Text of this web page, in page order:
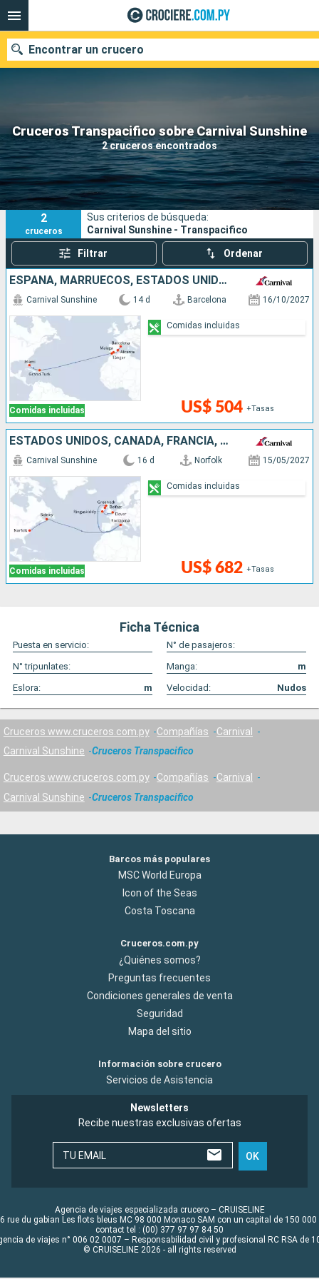
Cruceros Transpacifico sobre Carnival Sunshine
2 cruceros encontrados
Encontrar un crucero
Nuestros destinos
Fecha de salida
Puertos Compañías
Buscar
2
cruceros
Sus criterios de búsqueda:
Carnival Sunshine - Transpacifico
Filtrar Ordenar
ESPAÑA, MARRUECOS, ESTADOS UNIDOS
Comidas incluidas
Carnival Sunshine 14 d Barcelona 16/10/2027
US$ 504 +Tasas
Comidas incluidas
ESTADOS UNIDOS, CANADÁ, FRANCIA, REINO UNIDO, IRLANDA
Comidas incluidas
Carnival Sunshine 16 d Norfolk 15/05/2027
US$ 682 +Tasas
Comidas incluidas
Ficha Técnica
Puesta en servicio:
N° de pasajeros:
N° tripunlates:
Manga:
m
Eslora:
m Velocidad: Nudos
Cruceros www.cruceros.com.py Compañías
Carnival
Carnival Sunshine
Cruceros Transpacifico
Cruceros www.cruceros.com.py Compañías
Carnival
Carnival Sunshine
Cruceros Transpacifico
Barcos más populares
MSC World Europa
Icon of the Seas
Costa Toscana
Cruceros.com.py
¿Quiénes somos?
Preguntas frecuentes
Condiciones generales de venta
Seguridad
Mapa del sitio
Información sobre crucero
Servicios de Asistencia
Newsletters
Recibe nuestras exclusivas ofertas
TU EMAIL OK
Agencia de viajes especializada crucero – CRUISELINE
rue du gabian Les flots bleus MC 98 000 Monaco SAM con un capital de 150 000
contact tel : (00) 377 97 97 84 50
de viajes n° 006 02 0007 – Responsabilidad civil y profesional RC RSA de
© CRUISELINE 2026 - all rights reserved